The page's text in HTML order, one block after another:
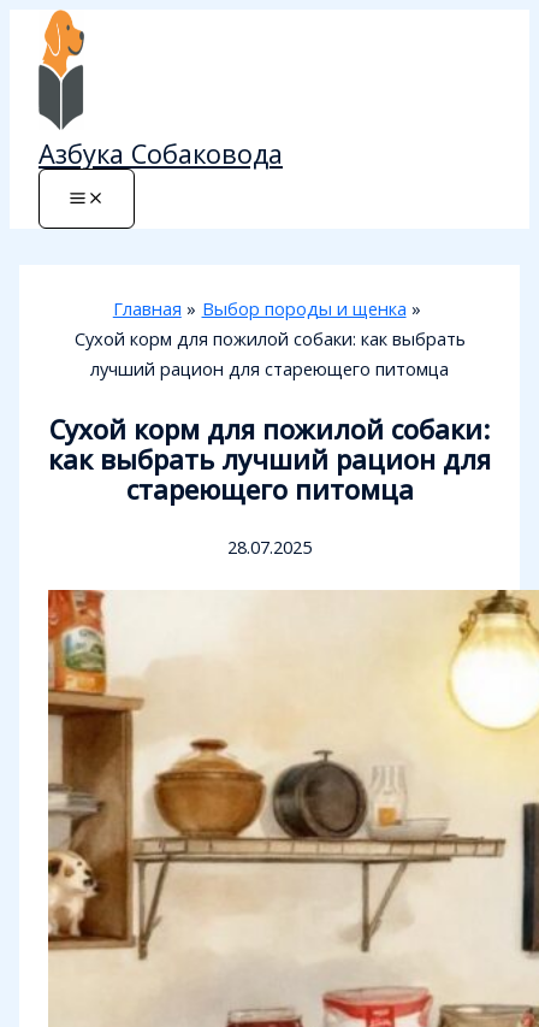
Перейти
содержимому
Азбука Собаковода
Главная
Выбор породы и щенка
Сухой корм для пожилой собаки: как выбрать
лучший рацион для стареющего питомца
Сухой корм для пожилой собаки:
как выбрать лучший рацион для
стареющего питомца
28.07.2025